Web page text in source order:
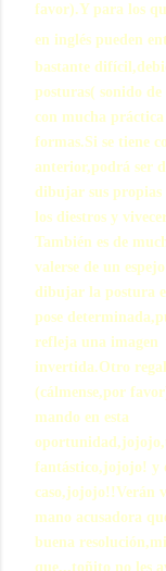
favor).Y para los
en inglés pueden
bastante
posturas( sonido
con mucha
formas.Si se tiene
anterior,podrá ser
dibujar sus propias
los diestros y
También es de
valerse de un
dibujar la postura
pose
refleja una imagen
invertida.Otro
(cálmense,por
mando en esta
fantástico,jojojo! y
caso,jojojo!!Verán
mano acusadora
buena
que...toñito no les